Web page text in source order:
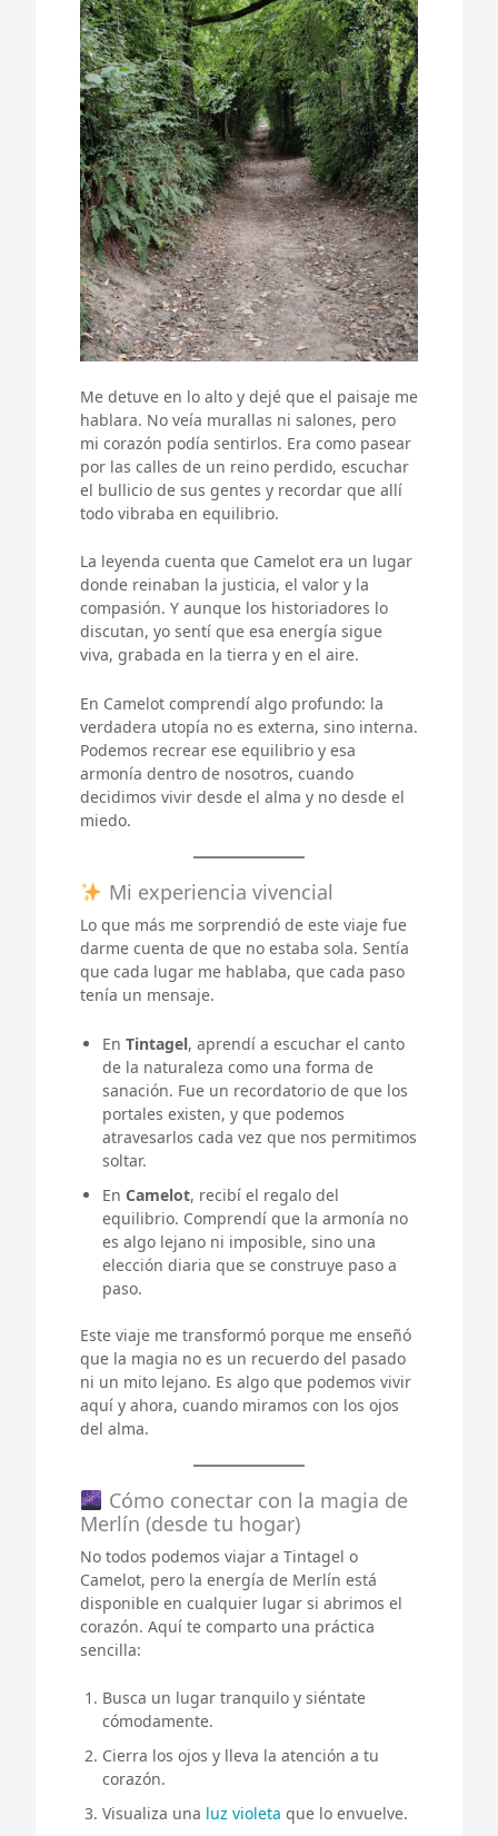
Me detuve en lo alto y dejé que el paisaje me
hablara. No veía murallas ni salones, pero
mi corazón podía sentirlos. Era como pasear
por las calles de un reino perdido, escuchar
el bullicio de sus gentes y recordar que allí
todo vibraba en equilibrio.
La leyenda cuenta que Camelot era un lugar
donde reinaban la justicia, el valor y la
compasión. Y aunque los historiadores lo
discutan, yo sentí que esa energía sigue
viva, grabada en la tierra y en el aire.
En Camelot comprendí algo profundo: la
verdadera utopía no es externa, sino interna.
Podemos recrear ese equilibrio y esa
armonía dentro de nosotros, cuando
decidimos vivir desde el alma y no desde el
miedo.
Mi experiencia vivencial
Lo que más me sorprendió de este viaje fue
darme cuenta de que no estaba sola. Sentía
que cada lugar me hablaba, que cada paso
tenía un mensaje.
En Tintagel, aprendí a escuchar el canto
de la naturaleza como una forma de
sanación. Fue un recordatorio de que los
portales existen, y que podemos
atravesarlos cada vez que nos permitimos
soltar.
En Camelot, recibí el regalo del
equilibrio. Comprendí que la armonía no
es algo lejano ni imposible, sino una
elección diaria que se construye paso a
paso.
Este viaje me transformó porque me enseñó
que la magia no es un recuerdo del pasado
ni un mito lejano. Es algo que podemos vivir
aquí y ahora, cuando miramos con los ojos
del alma.
Cómo conectar con la magia de
Merlín (desde tu hogar)
No todos podemos viajar a Tintagel o
Camelot, pero la energía de Merlín está
disponible en cualquier lugar si abrimos el
corazón. Aquí te comparto una práctica
sencilla:
Busca un lugar tranquilo y siéntate
cómodamente.
Cierra los ojos y lleva la atención a tu
corazón.
Visualiza una luz violeta que lo envuelve.